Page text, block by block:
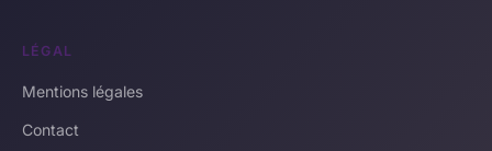
LÉGAL
Mentions légales
Contact